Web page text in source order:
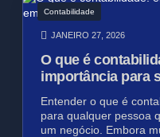
Contabilidade
JANEIRO 27, 2026
O que é
importância para
Entender o que é
para qualquer pessoa
um negócio. Embora